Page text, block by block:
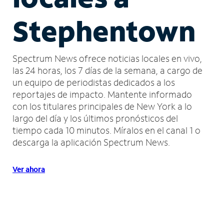
Stephentown
Spectrum News ofrece noticias locales en vivo,
las 24 horas, los 7 días de la semana, a cargo de
un equipo de periodistas dedicados a los
reportajes de impacto. Mantente informado
con los titulares principales de New York a lo
largo del día y los últimos pronósticos del
tiempo cada 10 minutos. Míralos en el canal 1 o
descarga la aplicación Spectrum News.
Ver ahora